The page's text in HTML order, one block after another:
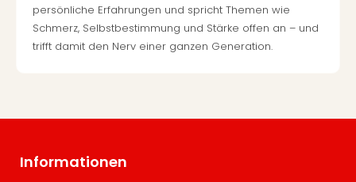
persönliche Erfahrungen und spricht Themen wie
Schmerz, Selbstbestimmung und Stärke offen an – und
trifft damit den Nerv einer ganzen Generation.
Informationen